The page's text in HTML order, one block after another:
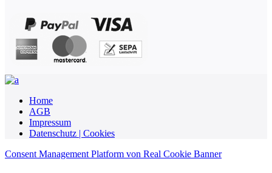
Home
AGB
Impressum
Datenschutz | Cookies
Consent Management Platform von Real Cookie Banner